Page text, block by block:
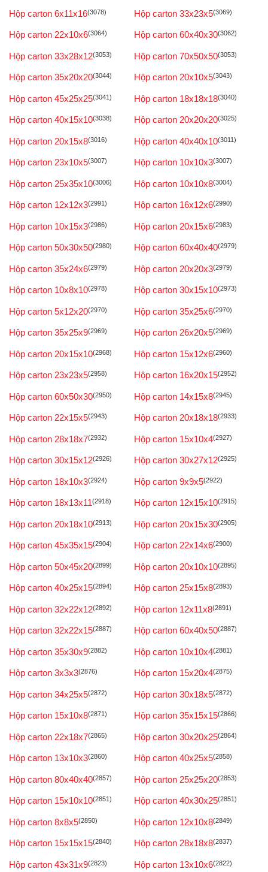
Hộp carton 6x11x16(3078) Hộp carton 33x23x5(3069)
Hộp carton 22x10x6(3064) Hộp carton 60x40x30(3062)
Hộp carton 33x28x12(3053) Hộp carton 70x50x50(3053)
Hộp carton 35x20x20(3044) Hộp carton 20x10x5(3043)
Hộp carton 45x25x25(3041) Hộp carton 18x18x18(3040)
Hộp carton 40x15x10(3038) Hộp carton 20x20x20(3025)
Hộp carton 20x15x8(3016) Hộp carton 40x40x10(3011)
Hộp carton 23x10x5(3007) Hộp carton 10x10x3(3007)
Hộp carton 25x35x10(3006) Hộp carton 10x10x8(3004)
Hộp carton 12x12x3(2991) Hộp carton 16x12x6(2990)
Hộp carton 10x15x3(2986) Hộp carton 20x15x6(2983)
Hộp carton 50x30x50(2980) Hộp carton 60x40x40(2979)
Hộp carton 35x24x6(2979) Hộp carton 20x20x3(2979)
Hộp carton 10x8x10(2978) Hộp carton 30x15x10(2973)
Hộp carton 5x12x20(2970) Hộp carton 35x25x6(2970)
Hộp carton 35x25x9(2969) Hộp carton 26x20x5(2969)
Hộp carton 20x15x10(2968) Hộp carton 15x12x6(2960)
Hộp carton 23x23x5(2958) Hộp carton 16x20x15(2952)
Hộp carton 60x50x30(2950) Hộp carton 14x15x8(2945)
Hộp carton 22x15x5(2943) Hộp carton 20x18x18(2933)
Hộp carton 28x18x7(2932) Hộp carton 15x10x4(2927)
Hộp carton 30x15x12(2926) Hộp carton 30x27x12(2925)
Hộp carton 18x10x3(2924) Hộp carton 9x9x5(2922)
Hộp carton 18x13x11(2918) Hộp carton 12x15x10(2915)
Hộp carton 20x18x10(2913) Hộp carton 20x15x30(2905)
Hộp carton 45x35x15(2904) Hộp carton 22x14x6(2900)
Hộp carton 50x45x20(2899) Hộp carton 20x10x10(2895)
Hộp carton 40x25x15(2894) Hộp carton 25x15x8(2893)
Hộp carton 32x22x12(2892) Hộp carton 12x11x8(2891)
Hộp carton 32x22x15(2887) Hộp carton 60x40x50(2887)
Hộp carton 35x30x9(2882) Hộp carton 10x10x4(2881)
Hộp carton 3x3x3(2876) Hộp carton 15x20x4(2875)
Hộp carton 34x25x5(2872) Hộp carton 30x18x5(2872)
Hộp carton 15x10x8(2871) Hộp carton 35x15x15(2866)
Hộp carton 22x18x7(2865) Hộp carton 30x20x25(2864)
Hộp carton 13x10x3(2860) Hộp carton 40x25x5(2858)
Hộp carton 80x40x40(2857) Hộp carton 25x25x20(2853)
Hộp carton 15x10x10(2851) Hộp carton 40x30x25(2851)
Hộp carton 8x8x5(2850) Hộp carton 12x10x8(2849)
Hộp carton 15x15x15(2840) Hộp carton 28x18x8(2837)
Hộp carton 43x31x9(2823) Hộp carton 13x10x6(2822)